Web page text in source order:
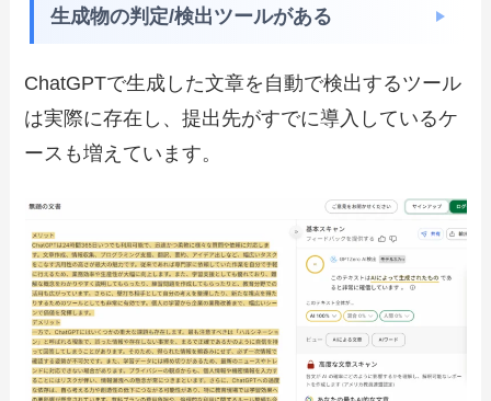
生成物の判定/検出ツールがある
ChatGPTで生成した文章を自動で検出するツール
は実際に存在し、提出先がすでに導入しているケ
ースも増えています。